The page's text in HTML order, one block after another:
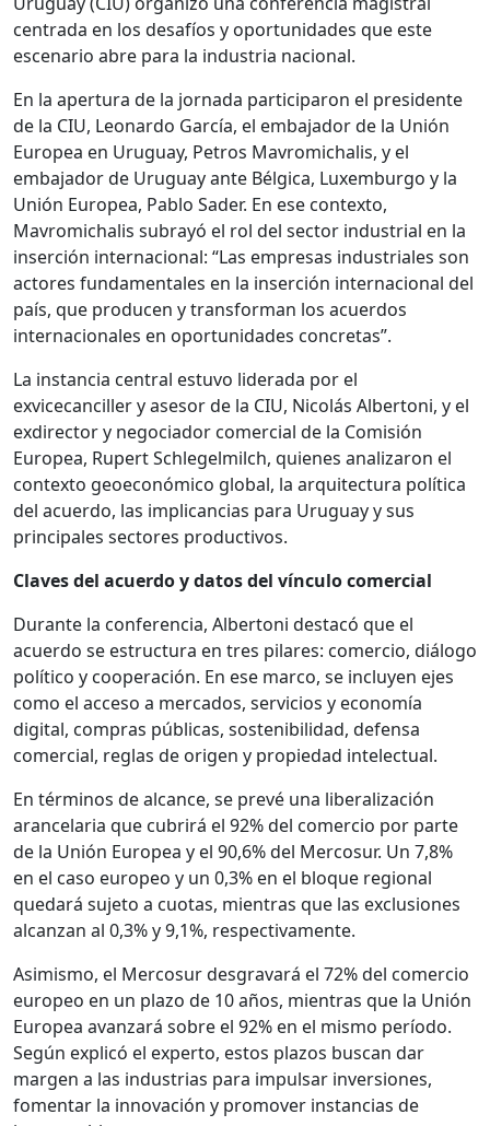
centrada en los desafíos y oportunidades que este
escenario abre para la industria nacional.
En la apertura de la jornada participaron el presidente
de la CIU, Leonardo García, el embajador de la Unión
Europea en Uruguay, Petros Mavromichalis, y el
embajador de Uruguay ante Bélgica, Luxemburgo y la
Unión Europea, Pablo Sader. En ese contexto,
Mavromichalis subrayó el rol del sector industrial en la
inserción internacional: “Las empresas industriales son
actores fundamentales en la inserción internacional del
país, que producen y transforman los acuerdos
internacionales en oportunidades concretas”.
La instancia central estuvo liderada por el
exvicecanciller y asesor de la CIU, Nicolás Albertoni, y el
exdirector y negociador comercial de la Comisión
Europea, Rupert Schlegelmilch, quienes analizaron el
contexto geoeconómico global, la arquitectura política
del acuerdo, las implicancias para Uruguay y sus
principales sectores productivos.
Claves del acuerdo y datos del vínculo comercial
Durante la conferencia, Albertoni destacó que el
acuerdo se estructura en tres pilares: comercio, diálogo
político y cooperación. En ese marco, se incluyen ejes
como el acceso a mercados, servicios y economía
digital, compras públicas, sostenibilidad, defensa
comercial, reglas de origen y propiedad intelectual.
En términos de alcance, se prevé una liberalización
arancelaria que cubrirá el 92% del comercio por parte
de la Unión Europea y el 90,6% del Mercosur. Un 7,8%
en el caso europeo y un 0,3% en el bloque regional
quedará sujeto a cuotas, mientras que las exclusiones
alcanzan al 0,3% y 9,1%, respectivamente.
Asimismo, el Mercosur desgravará el 72% del comercio
europeo en un plazo de 10 años, mientras que la Unión
Europea avanzará sobre el 92% en el mismo período.
Según explicó el experto, estos plazos buscan dar
margen a las industrias para impulsar inversiones,
fomentar la innovación y promover instancias de